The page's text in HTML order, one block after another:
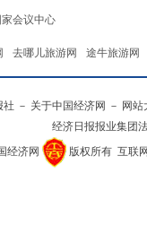
家会议中心
去哪儿旅游网 途牛旅游网
社 － 关于中国经济网 － 网站
经济日报报业集团
经济网
版权所有 互联